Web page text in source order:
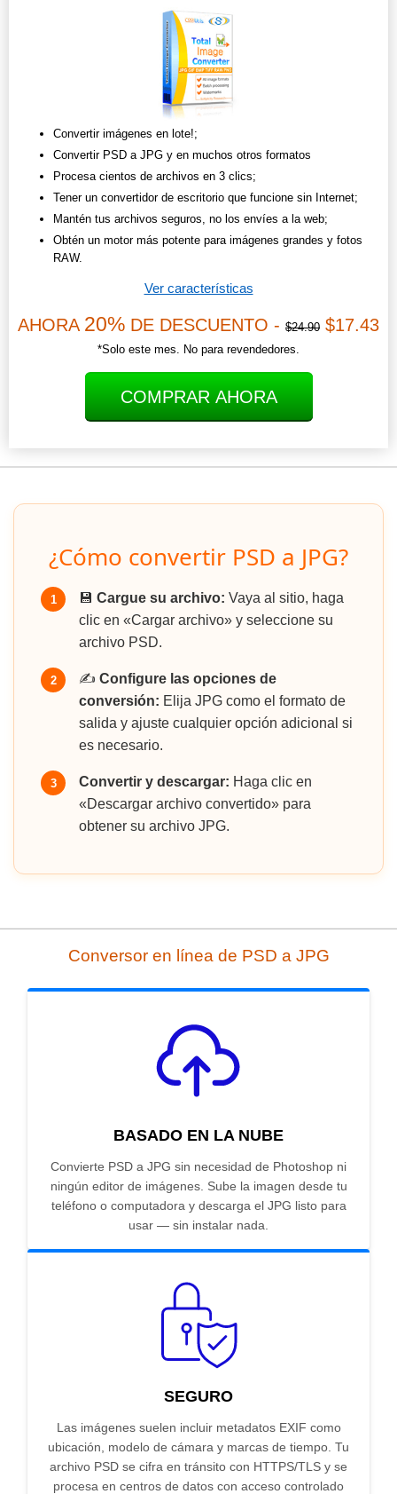
Convertir imágenes en lote!;
Convertir PSD a JPG y en muchos otros formatos
Procesa cientos de archivos en 3 clics;
Tener un convertidor de escritorio que funcione sin Internet;
Mantén tus archivos seguros, no los envíes a la web;
Obtén un motor más potente para imágenes grandes y fotos
RAW.
Ver características
AHORA 20% DE DESCUENTO - $24.90 $17.43
*Solo este mes. No para revendedores.
COMPRAR AHORA
¿Cómo convertir PSD a JPG?
1 💾 Cargue su archivo: Vaya al sitio, haga
clic en «Cargar archivo» y seleccione su
archivo PSD.
2 ✍️ Configure las opciones de
conversión: Elija JPG como el formato de
salida y ajuste cualquier opción adicional si
es necesario.
3 Convertir y descargar: Haga clic en
«Descargar archivo convertido» para
obtener su archivo JPG.
Conversor en línea de PSD a JPG
BASADO EN LA NUBE
Convierte PSD a JPG sin necesidad de Photoshop ni
ningún editor de imágenes. Sube la imagen desde tu
teléfono o computadora y descarga el JPG listo para
usar — sin instalar nada.
SEGURO
Las imágenes suelen incluir metadatos EXIF como
ubicación, modelo de cámara y marcas de tiempo. Tu
archivo PSD se cifra en tránsito con HTTPS/TLS y se
procesa en centros de datos con acceso controlado